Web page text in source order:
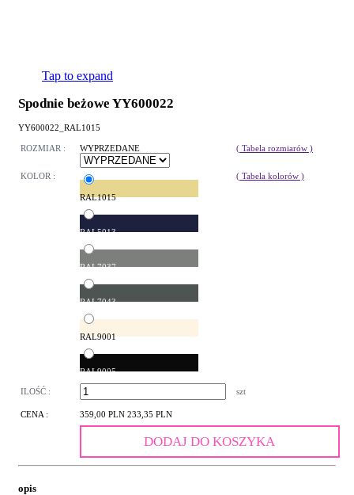
Tap to expand
Spodnie beżowe YY600022
YY600022_RAL1015
ROZMIAR : WYPRZEDANE ( Tabela rozmiarów )
KOLOR :
RAL1015
RAL5013
RAL7037
RAL7043
RAL9001
RAL9005
( Tabela kolorów )
ILOŚĆ : szt
CENA : 359,00 PLN 233,35 PLN
DODAJ DO KOSZYKA
opis